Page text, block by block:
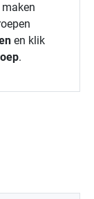
en klik
.